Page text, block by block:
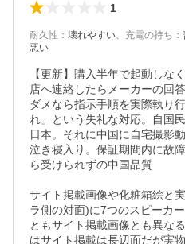
1
耐久性 ： 壊れやすい、 充電の持ち ：
悪い
【更新】購入半年で起動しな
店へ連絡したらメーカーの回
ダメなら指示手順を実際執り
れ」という失礼な対応。自国
日本。それに中国に自宅撮影
泣き寝入り。保証期間内に故
ら受けられずの中国品質
サイト掲載画像や化粧箱絵と
ラ側の対面)に7つのスピーカ
ともサイト掲載画像とも異な
はサイト掲載は長辺面だが実